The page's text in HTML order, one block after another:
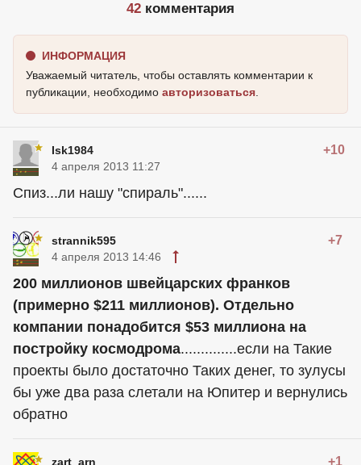
42 комментария
ИНФОРМАЦИЯ
Уважаемый читатель, чтобы оставлять комментарии к
публикации, необходимо авторизоваться
Isk1984 +10
4 апреля 2013 11:27
Спиз...ли нашу "спираль"......
strannik595 +7
4 апреля 2013 14:46
200 миллионов швейцарских франков
(примерно $211 миллионов). Отдельно
компании понадобится $53 миллиона на
постройку космодрома..............если на Такие
проекты было достаточно Таких денег, то зулусы
бы уже два раза слетали на Юпитер и вернулись
обратно
zart_arn +1